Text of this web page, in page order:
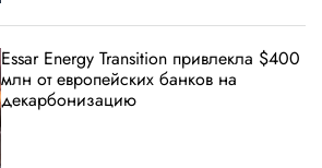
Essar Energy Transition привлекла $400
млн от европейских банков на
декарбонизацию